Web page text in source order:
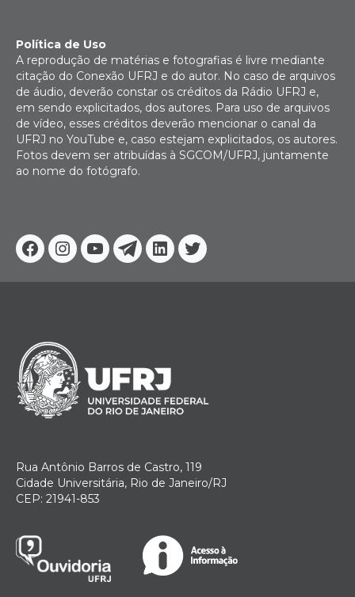
Facebook
Instagram
YoutubeTelegram
Linkedin
Twitter
Política de Uso
A reprodução de matérias e fotografias é livre mediante
citação do Conexão UFRJ e do autor. No caso de arquivos
de áudio, deverão constar os créditos da Rádio UFRJ e,
em sendo explicitados, dos autores. Para uso de arquivos
de vídeo, esses créditos deverão mencionar o canal da
UFRJ no YouTube e, caso estejam explicitados, os autores.
Fotos devem ser atribuídas à SGCOM/UFRJ, juntamente
ao nome do fotógrafo.
Rua Antônio Barros de Castro, 119
Cidade Universitária, Rio de Janeiro/RJ
CEP: 21941-853